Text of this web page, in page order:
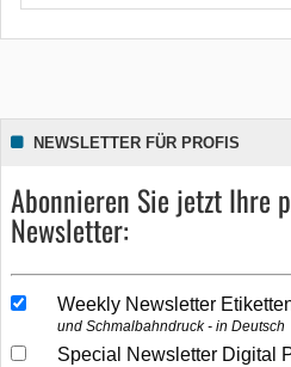
NEWSLETTER FÜR PROFIS
Abonnieren Sie jetzt Ihre
Newsletter:
Weekly Newsletter
und Schmalbahndruck - in Deutsch
Special Newsletter Digital